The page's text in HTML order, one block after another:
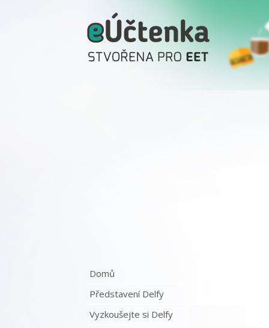
Domů
Představení Delfy
Vyzkoušejte si Delfy